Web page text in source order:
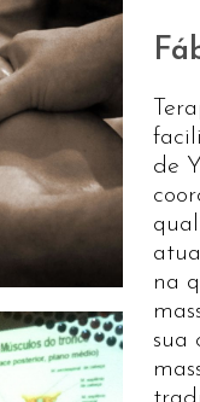
de
na
sua